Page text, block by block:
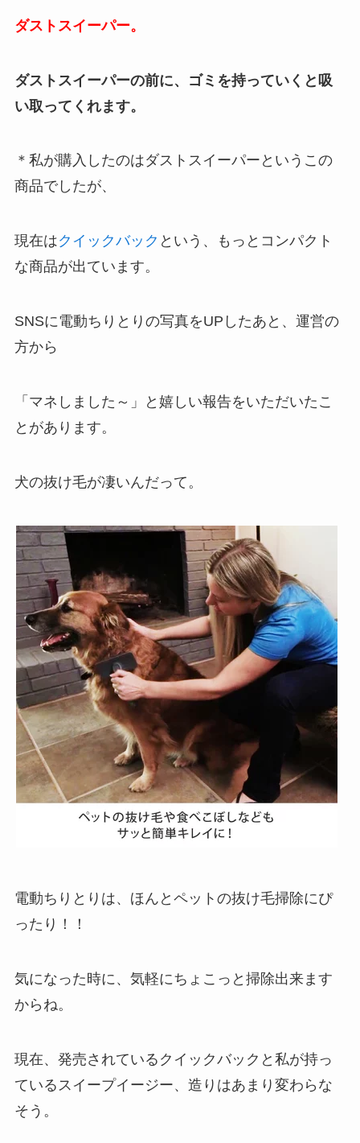
ダストスイーパー。
ダストスイーパーの前に、ゴミを持っていくと吸
い取ってくれます。
＊私が購入したのはダストスイーパーというこの
商品でしたが、
現在はクイックバック という、もっとコンパクト
な商品が出ています。
SNSに電動ちりとりの写真をUPしたあと、運営の
方から
「マネしました～」と嬉しい報告をいただいたこ
とがあります。
犬の抜け毛が凄いんだって。
電動ちりとりは、ほんとペットの抜け毛掃除にぴ
ったり！！
気になった時に、気軽にちょこっと掃除出来ます
からね。
現在、発売されているクイックバックと私が持っ
ているスイープイージー、造りはあまり変わらな
そう。